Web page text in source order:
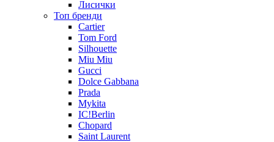
Лисички
Топ бренди
Cartier
Tom Ford
Silhouette
Miu Miu
Gucci
Dolce Gabbana
Prada
Mykita
IC!Berlin
Chopard
Saint Laurent